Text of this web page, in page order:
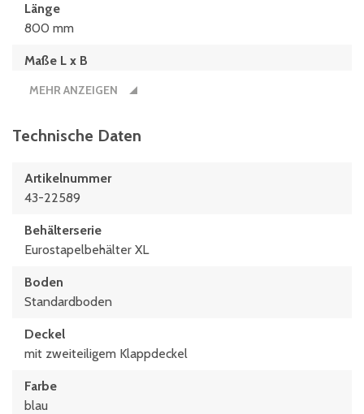
Länge
800 mm
Maße L x B
MEHR ANZEIGEN
Technische Daten
Artikelnummer
43-22589
Behälterserie
Eurostapelbehälter XL
Boden
Standardboden
Deckel
mit zweiteiligem Klappdeckel
Farbe
blau